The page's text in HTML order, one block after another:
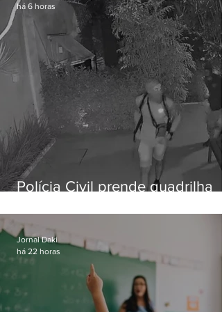
Polícia Civil prende quadrilha
residências de luxo no Rio
há 6 horas
Jornal Daki
há 22 horas